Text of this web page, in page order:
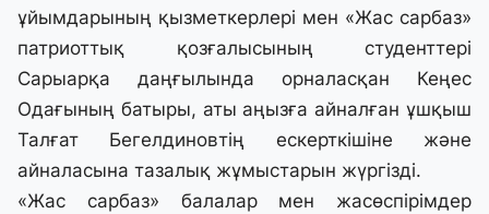
ұйымдарының қызметкерлері мен «Жас сарбаз»
патриоттық қозғалысының студенттері
Сарыарқа даңғылында орналасқан Кеңес
Одағының батыры, аты аңызға айналған ұшқыш
Талғат Бегелдиновтің ескерткішіне және
айналасына тазалық жұмыстарын жүргізді.
«Жас сарбаз» балалар мен жасөспірімдер